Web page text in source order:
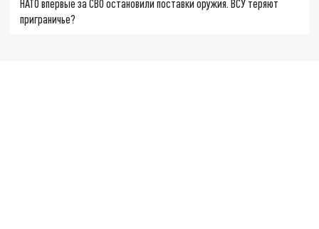
НАТО впервые за СВО остановили поставки оружия. ВСУ теряют
приграничье?